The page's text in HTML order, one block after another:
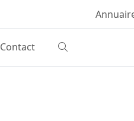
Contact